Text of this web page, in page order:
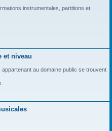
instrumentales, partitions et
et niveau
au domaine public se trouvent